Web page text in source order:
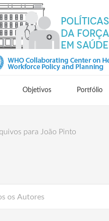
Objetivos Portfólio
para João Pinto